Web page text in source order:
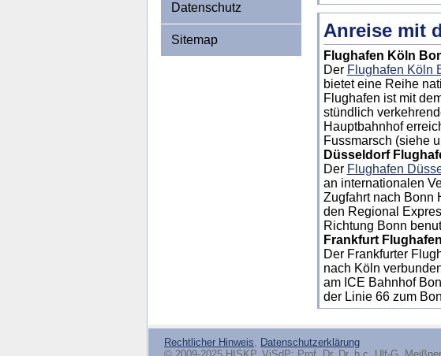
Datenschutz
Sitemap Anreise mit
Flughafen Köln
Der Flughafen Köln
bietet eine Reihe
Flughafen ist mit
stündlich
Hauptbahnhof
Fussmarsch (siehe
Düsseldorf
Der Flughafen
an internationalen
Zugfahrt nach Bonn
den Regional
Richtung Bonn
Frankfurt Flughafen
Der Frankfurter
nach Köln
am ICE Bahnhof
der Linie 66 zum
Rechtlicher Hinweis, Datenschutzerklärung